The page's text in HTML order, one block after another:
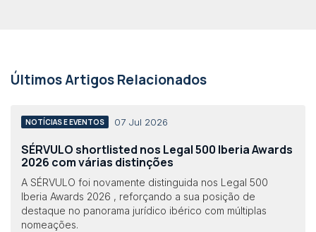
Últimos Artigos Relacionados
NOTÍCIAS E EVENTOS 07 Jul 2026
SÉRVULO shortlisted nos Legal 500 Iberia Awards
2026 com várias distinções
A SÉRVULO foi novamente distinguida nos Legal 500
Iberia Awards 2026 , reforçando a sua posição de
destaque no panorama jurídico ibérico com múltiplas
nomeações.